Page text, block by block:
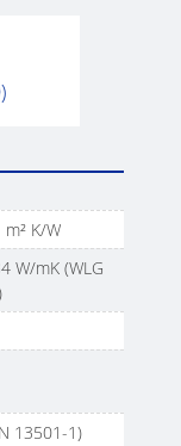
m² K/W
W/mK (WLG
13501-1)